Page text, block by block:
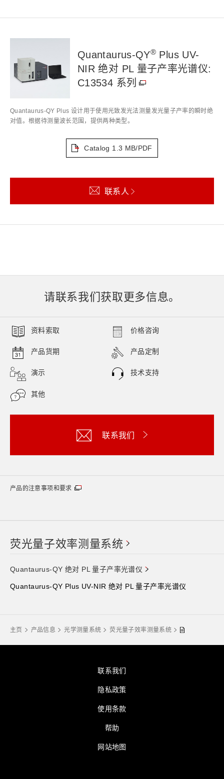
Quantaurus-QY® Plus UV-
NIR 绝对 PL 量子产率光谱仪:
C13534 系列
Quantaurus-QY Plus 设计用于使用光致发光法测量发光量子产率的瞬时绝
对值。根据待测量波长范围，提供两种类型。
Catalog 1.3 MB/PDF
联系人
请联系我们获取更多信息。
资料索取 价格咨询
产品货期 产品定制
演示 技术支持
其他
联系我们
产品的注意事项和要求
荧光量子效率测量系统
Quantaurus-QY 绝对 PL 量子产率光谱仪
Quantaurus-QY Plus UV-NIR 绝对 PL 量子产率光谱仪
主页 产品信息 光学测量系统 荧光量子效率测量系统
联系我们
隐私政策
使用条款
帮助
网站地图